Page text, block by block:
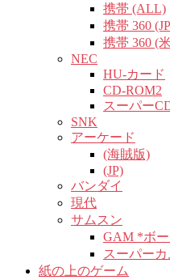
携帯 (ALL)
携帯 360
携帯 360 (
NEC
HU-カード
CD-ROM2
スーパー
SNK
アーケード
(海賊版)
(JP)
バンダイ
現代
サムスン
GAM *ボー
スーパー
紙の上のゲーム